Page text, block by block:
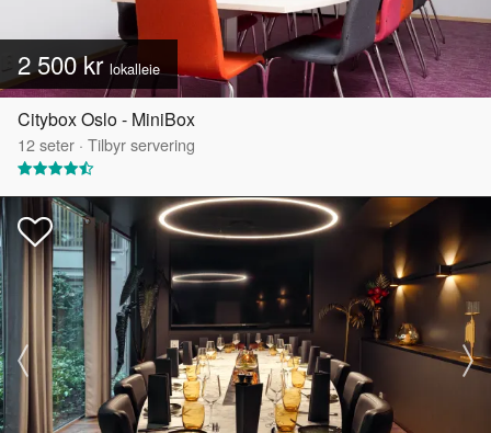
2 500 kr lokalleie
Citybox Oslo - MiniBox
12seter · Tilbyr servering